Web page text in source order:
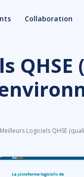
Collaboration
Meilleurs Logiciels QHSE